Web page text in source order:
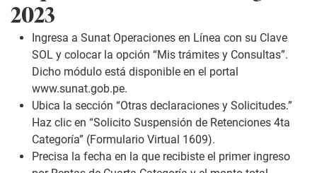
2023
Ingresa a Sunat Operaciones en Línea con su Clave
SOL y colocar la opción “Mis trámites y Consultas”.
Dicho módulo está disponible en el portal
www.sunat.gob.pe.
Ubica la sección “Otras declaraciones y Solicitudes.”
Haz clic en “Solicito Suspensión de Retenciones 4ta
Categoría” (Formulario Virtual 1609).
Precisa la fecha en la que recibiste el primer ingreso